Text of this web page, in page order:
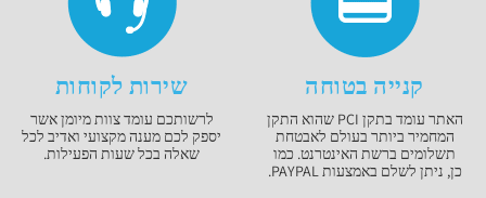
קנייה בטוחה
האתר עומד בתקן PCI שהוא התקן
המחמיר ביותר בעולם לאבטחת
תשלומים ברשת האינטרנט. כמו
כן, ניתן לשלם באמצעות PAYPAL.
שירות לקוחות
לרשותכם עומד צוות מיומן אשר
יספק לכם מענה מקצועי ואדיב לכל
שאלה בכל שעות הפעילות.